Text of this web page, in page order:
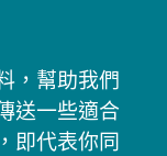
，幫助我們
送一些適合
即代表你同